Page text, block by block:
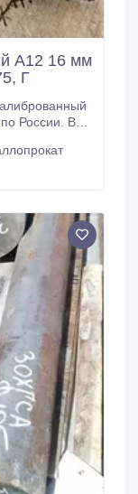
А12 16 мм
Г
России. Все
цена: 239000 руб.